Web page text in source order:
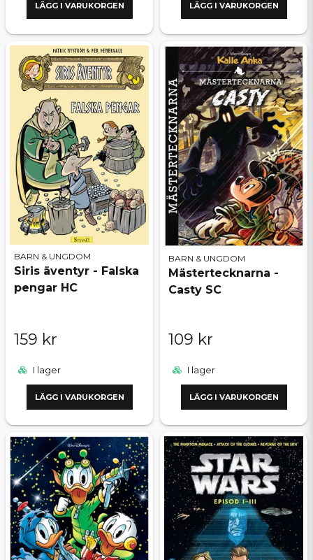
LÄGG I VARUKORGEN LÄGG I VARUKORGEN
BARN & UNGDOM
Siris äventyr - Falska
pengar HC
159 kr
I lager
LÄGG I VARUKORGEN
BARN & UNGDOM
Mästertecknarna -
Casty SC
109 kr
I lager
LÄGG I VARUKORGEN